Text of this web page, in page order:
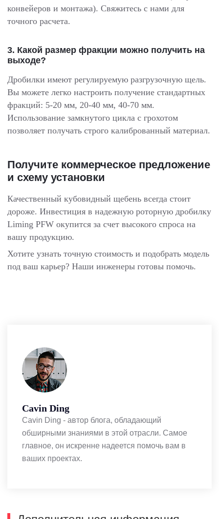
конвейеров и монтажа). Свяжитесь с нами для
точного расчета.
3. Какой размер фракции можно получить на
выходе?
Дробилки имеют регулируемую разгрузочную щель.
Вы можете легко настроить получение стандартных
фракций: 5-20 мм, 20-40 мм, 40-70 мм.
Использование замкнутого цикла с грохотом
позволяет получать строго калиброванный материал.
Получите коммерческое предложение
и схему установки
Качественный кубовидный щебень всегда стоит
дороже. Инвестиция в надежную роторную дробилку
Liming PFW окупится за счет высокого спроса на
вашу продукцию.
Хотите узнать точную стоимость и подобрать модель
под ваш карьер? Наши инженеры готовы помочь.
Cavin Ding
Cavin Ding - автор блога, обладающий
обширными знаниями в этой отрасли. Самое
главное, он искренне надеется помочь вам в
ваших проектах.